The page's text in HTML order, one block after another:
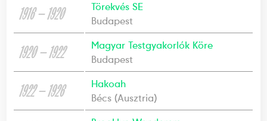
1916 — 1920
Törekvés SE
Budapest
1920 — 1922
Magyar Testgyakorlók Köre
Budapest
1922 — 1926
Hakoah
Bécs (Ausztria)